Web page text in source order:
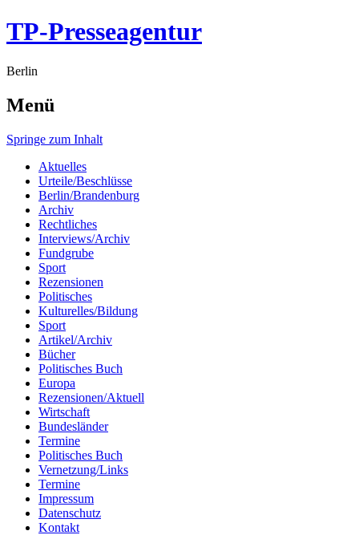
TP-Presseagentur
Berlin
Menü
Springe zum Inhalt
Aktuelles
Urteile/Beschlüsse
Berlin/Brandenburg
Archiv
Rechtliches
Interviews/Archiv
Fundgrube
Sport
Rezensionen
Politisches
Kulturelles/Bildung
Sport
Artikel/Archiv
Bücher
Politisches Buch
Europa
Rezensionen/Aktuell
Wirtschaft
Bundesländer
Termine
Politisches Buch
Vernetzung/Links
Termine
Impressum
Datenschutz
Kontakt